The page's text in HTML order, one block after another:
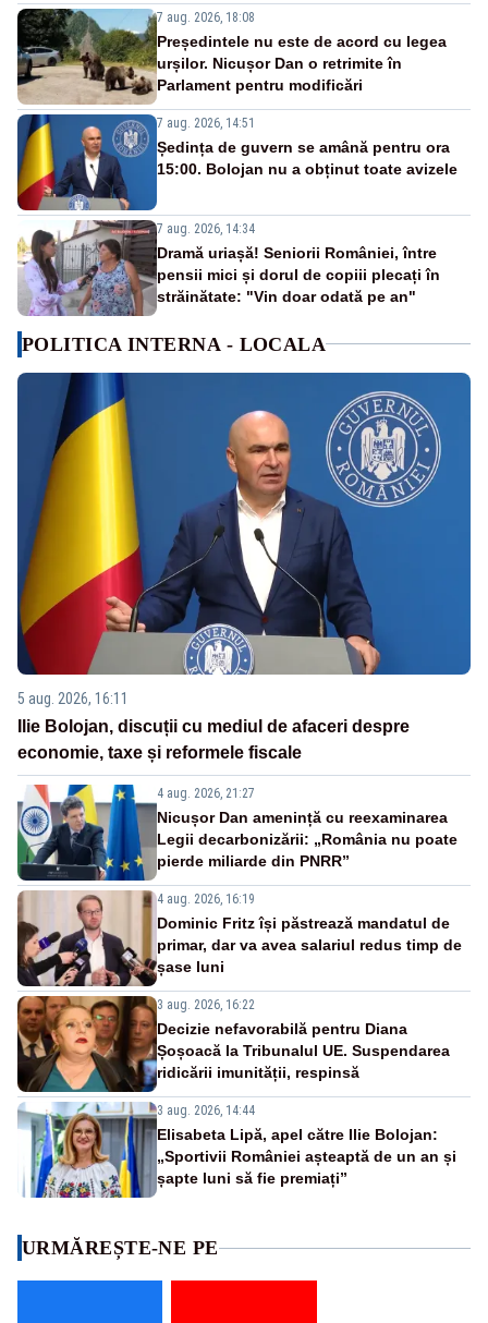
7 aug. 2026, 18:08
Președintele nu este de acord cu legea
urșilor. Nicușor Dan o retrimite în
Parlament pentru modificări
7 aug. 2026, 14:51
Ședința de guvern se amână pentru ora
15:00. Bolojan nu a obținut toate avizele
7 aug. 2026, 14:34
Dramă uriașă! Seniorii României, între
pensii mici și dorul de copiii plecați în
străinătate: "Vin doar odată pe an"
POLITICA INTERNA - LOCALA
5 aug. 2026, 16:11
Ilie Bolojan, discuții cu mediul de afaceri despre
economie, taxe și reformele fiscale
4 aug. 2026, 21:27
Nicușor Dan amenință cu reexaminarea
Legii decarbonizării: „România nu poate
pierde miliarde din PNRR”
4 aug. 2026, 16:19
Dominic Fritz își păstrează mandatul de
primar, dar va avea salariul redus timp de
șase luni
3 aug. 2026, 16:22
Decizie nefavorabilă pentru Diana
Șoșoacă la Tribunalul UE. Suspendarea
ridicării imunității, respinsă
3 aug. 2026, 14:44
Elisabeta Lipă, apel către Ilie Bolojan:
„Sportivii României așteaptă de un an și
șapte luni să fie premiați”
URMĂREȘTE-NE PE